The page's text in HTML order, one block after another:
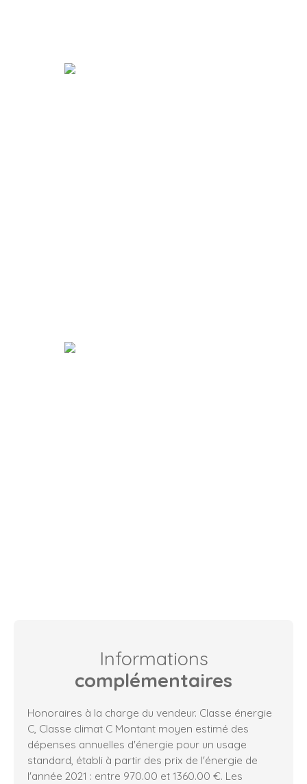
Informations
complémentaires
Honoraires à la charge du vendeur. Classe énergie
C, Classe climat C Montant moyen estimé des
dépenses annuelles d'énergie pour un usage
standard, établi à partir des prix de l'énergie de
l'année 2021 : entre 970.00 et 1360.00 €. Les